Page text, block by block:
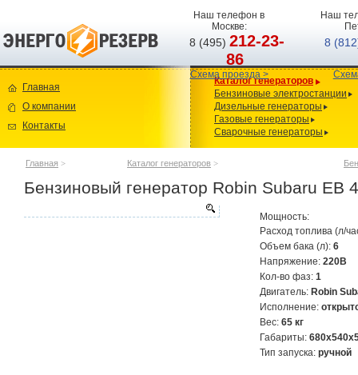
Наш телефон в
Москве:
8 (495)212-23-
86
Схема проезда >
Наш
8
Главная
О компании
Контакты
Каталог генераторов
Бензиновые электростанции
Дизельные генераторы
Газовые генераторы
Сварочные генераторы
Главная > Каталог генераторов >
Бензиновый генератор Robin Subaru EB
Мощность:
Расход топлива (л/
Объем бака (л): 6
Напряжение: 220В
Кол-во фаз: 1
Двигатель: Robin
Исполнение:
Вес: 65 кг
Габариты:
Тип запуска: ручной